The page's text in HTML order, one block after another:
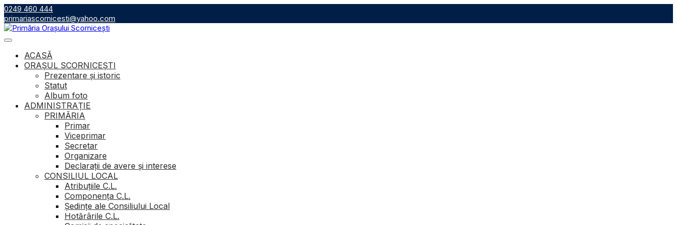
Skip
to
content
0249 460 444
primariascornicesti@yahoo.com
ACASĂ
ORAȘUL SCORNICEȘTI
Prezentare și istoric
Statut
Album foto
ADMINISTRAȚIE
PRIMĂRIA
Primar
Viceprimar
Secretar
Organizare
Declarații de avere și interese
CONSILIUL LOCAL
Atribuţiile C.L.
Componenţa C.L.
Ședințe ale Consiliului Local
Hotărârile C.L.